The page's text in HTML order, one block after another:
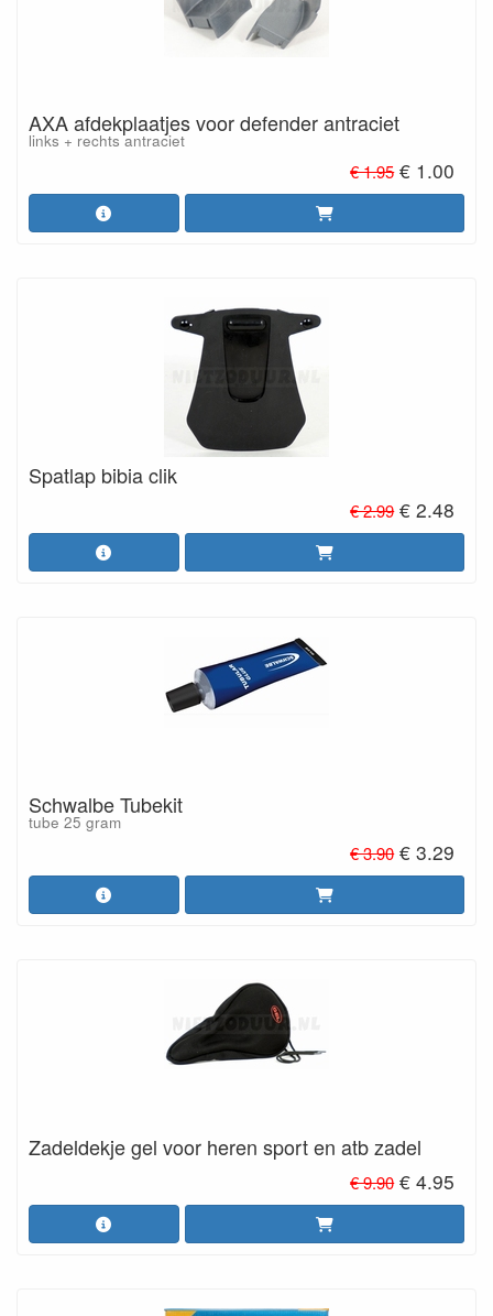
AXA afdekplaatjes voor defender antraciet
links + rechts antraciet
€ 1.95 € 1.00
Spatlap bibia clik
€ 2.99 € 2.48
Schwalbe Tubekit
tube 25 gram
€ 3.90 € 3.29
Zadeldekje gel voor heren sport en atb zadel
€ 9.90 € 4.95